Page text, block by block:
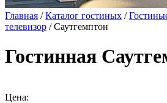
Главная /Каталог гостиных /
телевизор / Саутгемптон
Гостинная
Цена: